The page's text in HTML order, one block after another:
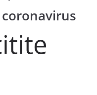
coronavirus